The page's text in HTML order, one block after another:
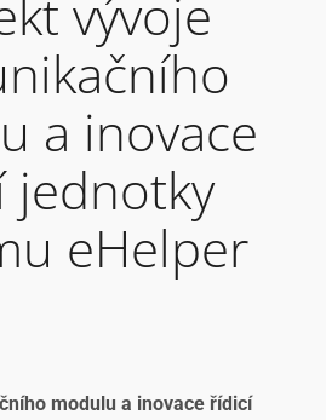
vývoje
a inovace
jednotky
eHelper
modulu a inovace řídicí